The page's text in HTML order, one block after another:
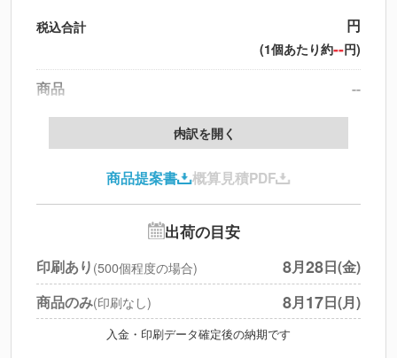
税込合計 円
(1個あたり約--円)
商品
--
製版代
印刷代
北海道・沖縄・離島 別途
円
※上記小計は税別です
内訳を開く
商品提案書 概算見積PDF
出荷の目安
印刷あり (500個程度の場合) 8月28日(金)
商品のみ(印刷なし) 8月17日(月)
入金・印刷データ確定後の納期です